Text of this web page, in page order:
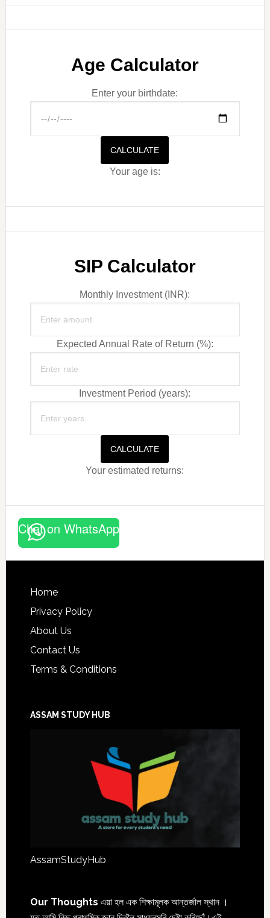
Age Calculator
Enter your birthdate:
CALCULATE
Your age is:
SIP Calculator
Monthly Investment (INR):
Expected Annual Rate of Return (%):
Investment Period (years):
CALCULATE
Your estimated returns:
Chat on WhatsApp
Footer
Home
Privacy Policy
About Us
Contact Us
Terms & Conditions
ASSAM STUDY HUB
AssamStudyHub
Our Thoughts এয়া হল এক শিক্ষামূলক আন্তৰ্জাল স্থান ।